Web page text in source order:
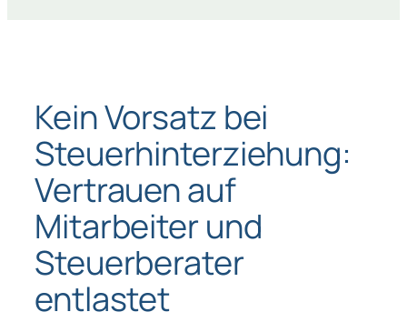
Kein Vorsatz bei
Steuerhinterziehung:
Vertrauen auf
Mitarbeiter und
Steuerberater
entlastet